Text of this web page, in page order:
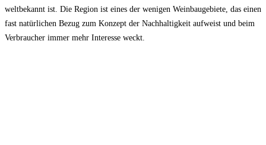
weltbekannt ist. Die Region ist eines der wenigen Weinbaugebiete, das einen
fast natürlichen Bezug zum Konzept der Nachhaltigkeit aufweist und beim
Verbraucher immer mehr Interesse weckt.